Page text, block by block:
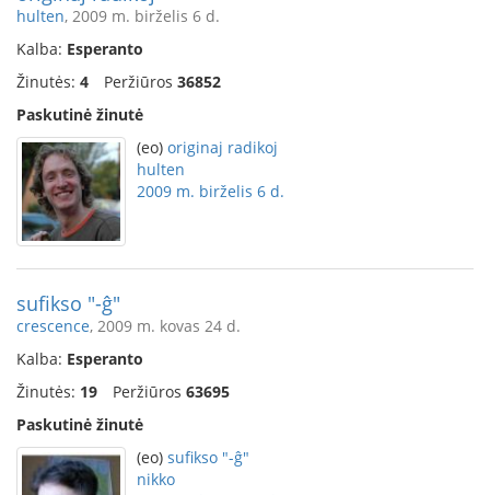
hulten, 2009 m. birželis 6 d.
Kalba: Esperanto
Žinutės: 4 Peržiūros 36852
Paskutinė žinutė
(eo) originaj radikoj
hulten
2009 m. birželis 6 d.
sufikso "-ĝ"
crescence, 2009 m. kovas 24 d.
Kalba: Esperanto
Žinutės: 19 Peržiūros 63695
Paskutinė žinutė
(eo) sufikso "-ĝ"
nikko